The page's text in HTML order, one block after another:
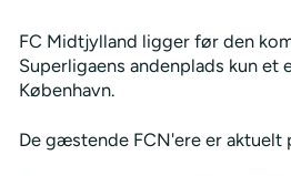
FC Midtjylland ligger før den
Superligaens andenplads kun et
København.
De gæstende FCN'ere er aktuelt